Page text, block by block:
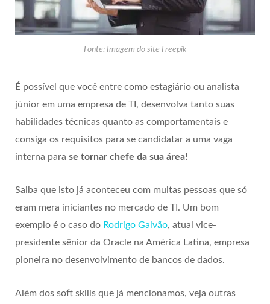
Fonte: Imagem do site Freepik
É possível que você entre como estagiário ou analista
júnior em uma empresa de TI, desenvolva tanto suas
habilidades técnicas quanto as comportamentais e
consiga os requisitos para se candidatar a uma vaga
interna para se tornar chefe da sua área!
Saiba que isto já aconteceu com muitas pessoas que só
eram mera iniciantes no mercado de TI. Um bom
exemplo é o caso do Rodrigo Galvão, atual vice-
presidente sênior da Oracle na América Latina, empresa
pioneira no desenvolvimento de bancos de dados.
Além dos soft skills que já mencionamos, veja outras